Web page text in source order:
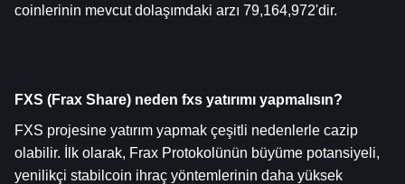
coinlerinin mevcut dolaşımdaki arzı 79,164,972'dir.
FXS (Frax Share) neden fxs yatırımı yapmalısın?
FXS projesine yatırım yapmak çeşitli nedenlerle cazip
olabilir. İlk olarak, Frax Protokolünün büyüme potansiyeli,
yenilikçi stabilcoin ihraç yöntemlerinin daha yüksek